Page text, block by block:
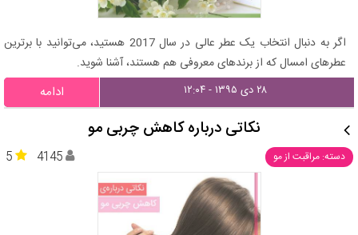
اگر به دنبال انتخاب یک عطر عالی در سال 2017 هستید، می‌توانید با برترین
عطرهای امسال که از برندهای معروفی هم هستند، آشنا شوید.
۲۸ دی ۱۳۹۵ - ۱۲:۰۴ ادامه
نکاتی درباره کاهش چربی مو
دسته: مراقبت از مو 5 4145